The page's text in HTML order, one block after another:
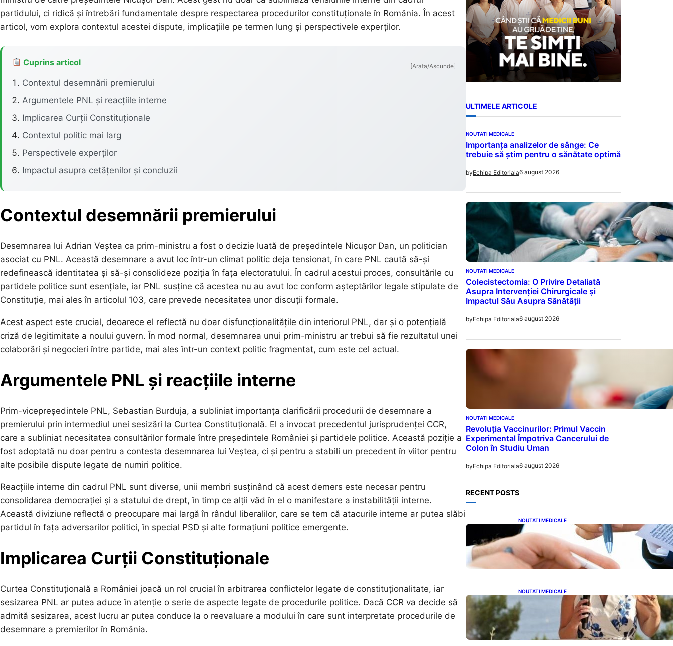
partidului, ci ridică și întrebări fundamentale despre respectarea procedurilor constituționale în România. În acest
articol, vom explora contextul acestei dispute, implicațiile pe termen lung și perspectivele experților.
Cuprins articol [Arata/Ascunde]
Contextul desemnării premierului
Argumentele PNL și reacțiile interne
Implicarea Curții Constituționale
Contextul politic mai larg
Perspectivele experților
Impactul asupra cetățenilor și concluzii
Contextul desemnării premierului
Desemnarea lui Adrian Veștea ca prim-ministru a fost o decizie luată de președintele Nicușor Dan, un politician
asociat cu PNL. Această desemnare a avut loc într-un climat politic deja tensionat, în care PNL caută să-și
redefinească identitatea și să-și consolideze poziția în fața electoratului. În cadrul acestui proces, consultările cu
partidele politice sunt esențiale, iar PNL susține că acestea nu au avut loc conform așteptărilor legale stipulate de
Constituție, mai ales în articolul 103, care prevede necesitatea unor discuții formale.
Acest aspect este crucial, deoarece el reflectă nu doar disfuncționalitățile din interiorul PNL, dar și o potențială
criză de legitimitate a noului guvern. În mod normal, desemnarea unui prim-ministru ar trebui să fie rezultatul unei
colaborări și negocieri între partide, mai ales într-un context politic fragmentat, cum este cel actual.
Argumentele PNL și reacțiile interne
Prim-vicepreședintele PNL, Sebastian Burduja, a subliniat importanța clarificării procedurii de desemnare a
premierului prin intermediul unei sesizări la Curtea Constituțională. El a invocat precedentul jurisprudenței CCR,
care a subliniat necesitatea consultărilor formale între președintele României și partidele politice. Această poziție a
fost adoptată nu doar pentru a contesta desemnarea lui Veștea, ci și pentru a stabili un precedent în viitor pentru
alte posibile dispute legate de numiri politice.
Reacțiile interne din cadrul PNL sunt diverse, unii membri susținând că acest demers este necesar pentru
consolidarea democrației și a statului de drept, în timp ce alții văd în el o manifestare a instabilității interne.
Această diviziune reflectă o preocupare mai largă în rândul liberalilor, care se tem că atacurile interne ar putea slăbi
partidul în fața adversarilor politici, în special PSD și alte formațiuni politice emergente.
Implicarea Curții Constituționale
Curtea Constituțională a României joacă un rol crucial în arbitrarea conflictelor legate de constituționalitate, iar
sesizarea PNL ar putea aduce în atenție o serie de aspecte legate de procedurile politice. Dacă CCR va decide să
admită sesizarea, acest lucru ar putea conduce la o reevaluare a modului în care sunt interpretate procedurile de
desemnare a premierilor în România.
ULTIMELE ARTICOLE
NOUTATI MEDICALE
Importanța analizelor de sânge: Ce
trebuie să știm pentru o sănătate optimă
byEchipa Editoriala6 august 2026
NOUTATI MEDICALE
Colecistectomia: O Privire Detaliată
Asupra Intervenției Chirurgicale și
Impactul Său Asupra Sănătății
byEchipa Editoriala6 august 2026
NOUTATI MEDICALE
Revoluția Vaccinurilor: Primul Vaccin
Experimental Împotriva Cancerului de
Colon în Studiu Uman
byEchipa Editoriala6 august 2026
RECENT POSTS
NOUTATI MEDICALE
Acordul României cu Banca
Mondială: O Analiză
Detaliată a Împrumutului și
Condițiilor Impuse
NOUTATI MEDICALE
Nașterea prințesei Eugenie
la Lisabona: O alegere plină
de semnificație pentru
familia regală britanică